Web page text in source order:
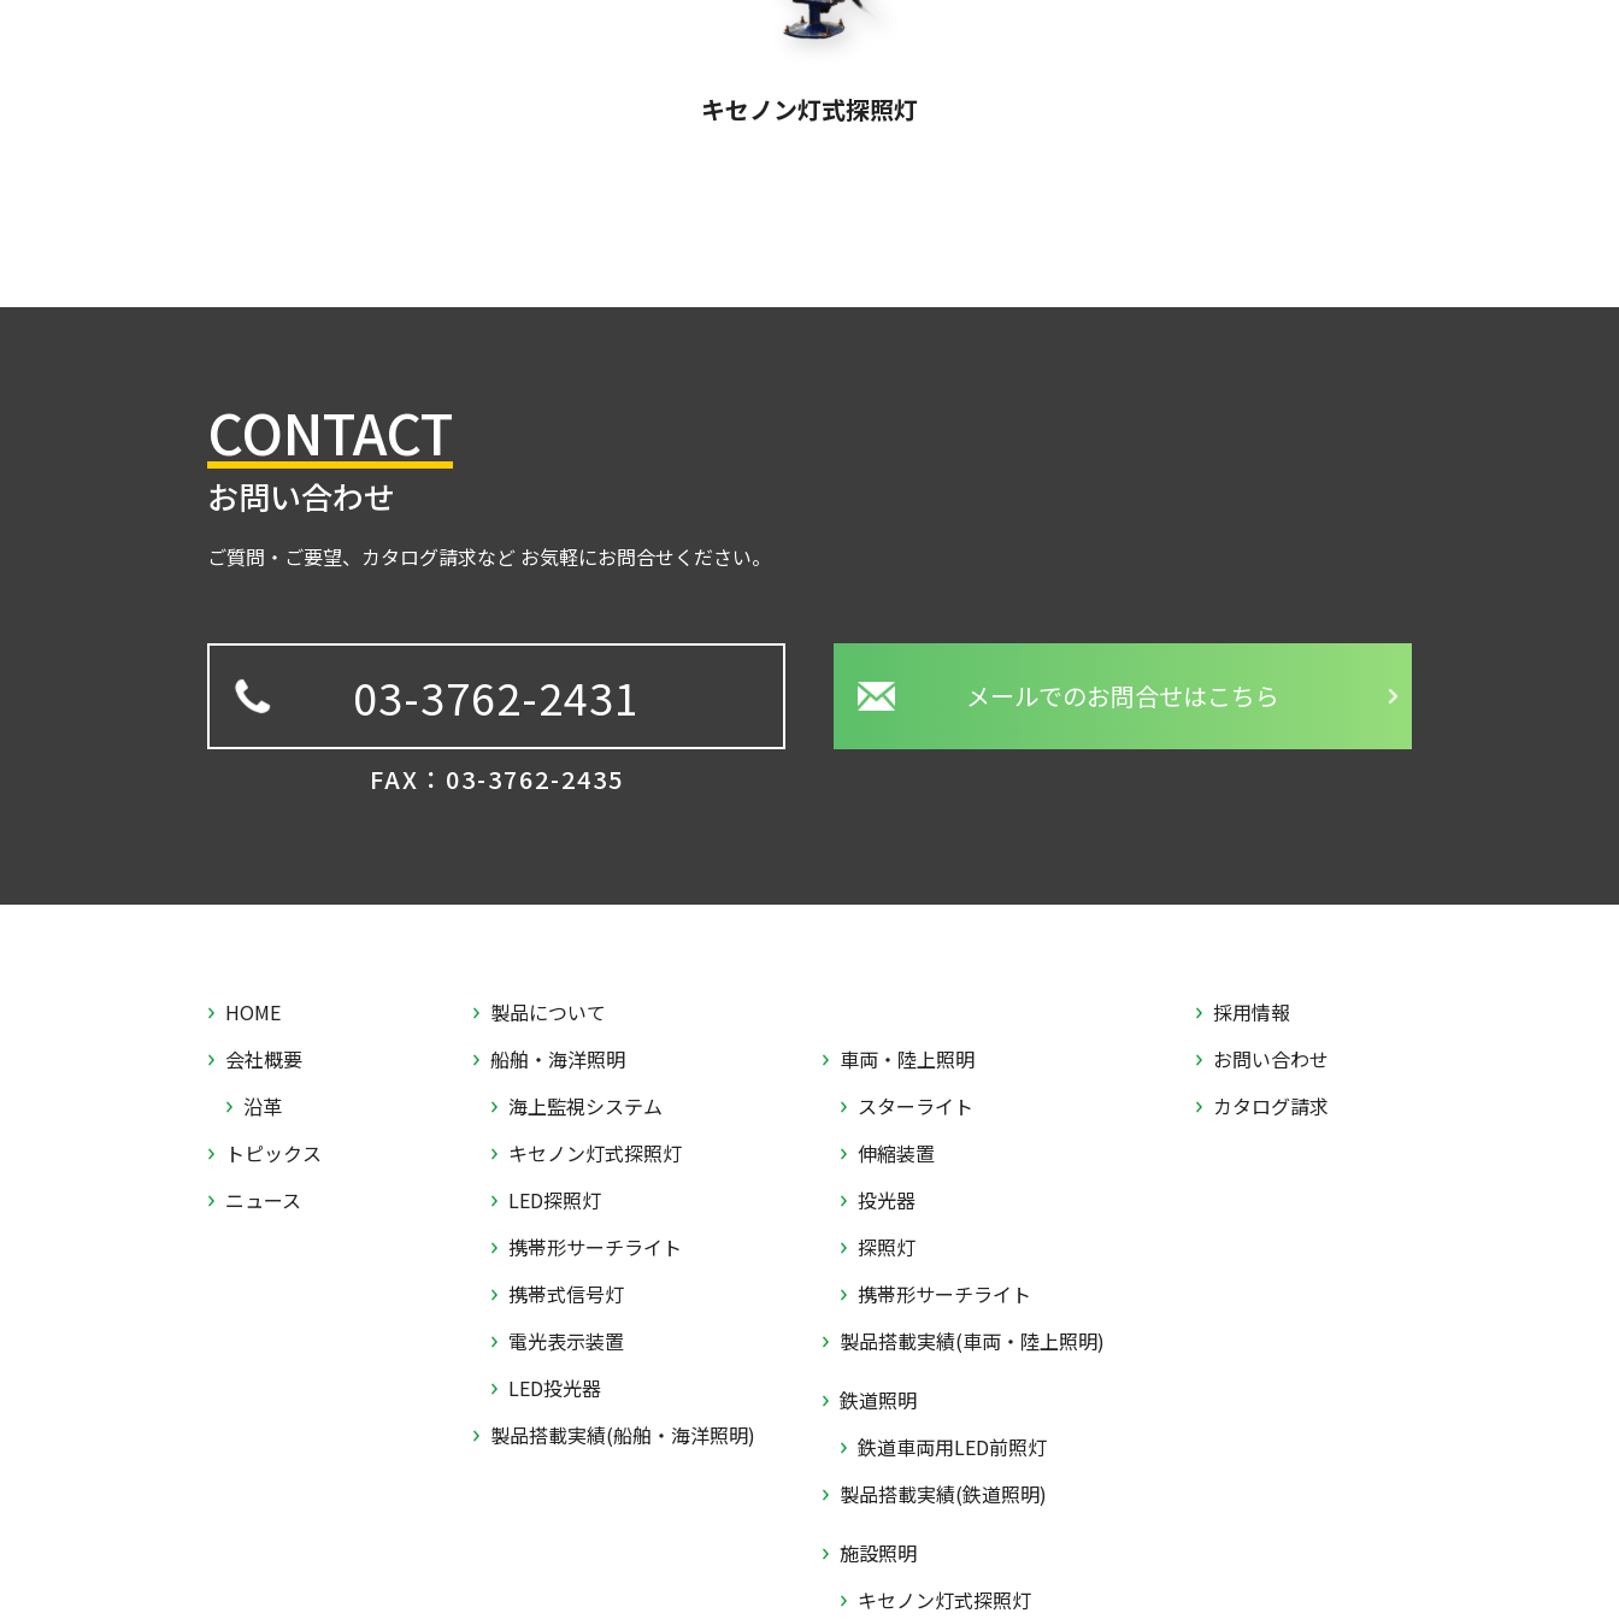
キセノン灯式探照灯
CONTACT
お問い合わせ
ご質問・ご要望、カタログ請求など お気軽にお問合せください。
03-3762-2431
FAX：03-3762-2435
メールでのお問合せはこちら
HOME
会社概要
沿革
トピックス
ニュース
製品について
船舶・海洋照明
海上監視システム
キセノン灯式探照灯
LED探照灯
携帯形サーチライト
携帯式信号灯
電光表示装置
LED投光器
製品搭載実績(船舶・海洋照明)
車両・陸上照明
スターライト
伸縮装置
投光器
探照灯
携帯形サーチライト
製品搭載実績(車両・陸上照明)
鉄道照明
鉄道車両用LED前照灯
製品搭載実績(鉄道照明)
施設照明
キセノン灯式探照灯
採用情報
お問い合わせ
カタログ請求